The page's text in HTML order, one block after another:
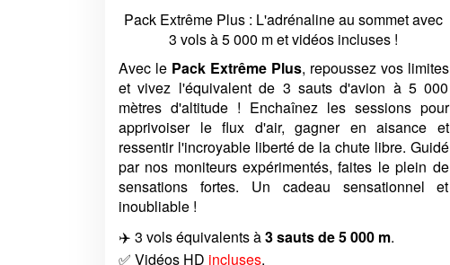
Pack Extrême Plus : L'adrénaline au sommet avec
3 vols à 5 000 m et vidéos incluses !
Avec le Pack Extrême Plus, repoussez vos limites
et vivez l'équivalent de 3 sauts d'avion à 5 000
mètres d'altitude ! Enchaînez les sessions pour
apprivoiser le flux d'air, gagner en aisance et
ressentir l'incroyable liberté de la chute libre. Guidé
par nos moniteurs expérimentés, faites le plein de
sensations fortes. Un cadeau sensationnel et
inoubliable !
✈️ 3 vols équivalents à3 sauts de 5 000 m.
✅ Vidéos HD incluses.